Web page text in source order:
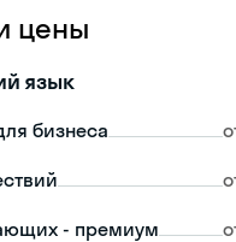
цены
язык
бизнеса
- премиум